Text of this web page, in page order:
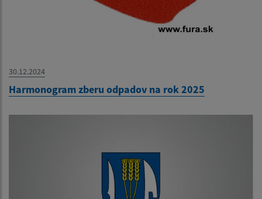
30.12.2024
Harmonogram zberu odpadov na rok 2025